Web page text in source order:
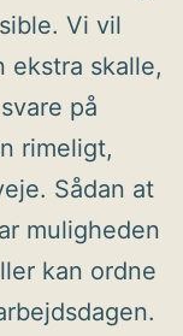
Vi vil
ekstra skalle,
på
rimeligt,
Sådan at
muligheden
kan ordne